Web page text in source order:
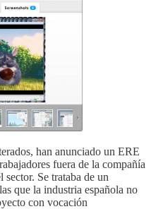
han anunciado un ERE
fuera de la compañía
Se trataba de un
que la industria española no
con vocación